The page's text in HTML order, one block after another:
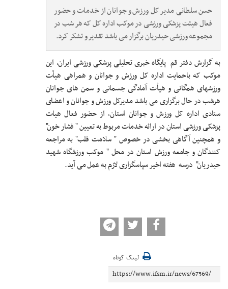
حسن سلطانی مدیر کل ورزش و جوانان از خدمات و حضور
فعال هیئت پزشکی ورزشی در موکب اداره کل که هر شب در
مجموعه ورزشی حیدریان برگزار می باشد تقدیر و تشکر کرد.
به گزارش دفتر قم پایگاه خبری تحلیلی پزشکی ورزشی ایران، این
موکب که باحمایت اداره کل ورزش و جوانان و همراهی هیأت
ورزشهای همگانی و هیأت آمادگی جسمانی و سمن های جوانان
هرشب در حال برگزاری می باشد مدیرکل ورزش و جوانان و اعضای
ستادی اداره کل ورزش و جوانان استان، از حضور فعال هیات
پزشکی ورزشی استان در ارائه خدمات مربوط به تعیین " فشار خون"
و همچنین آگاهی بخشی در خصوص " سلامت قلب" به مراجعه
کنندگان و جامعه ورزش استان در محل " موکب ورزشگاه شهید
حیدریان" درسه هفته اخیر سپاسگزاری لازم به عمل می آید.
لینک کوتاه